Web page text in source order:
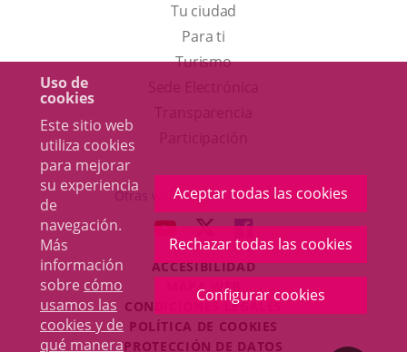
Uso de
cookies
Este sitio web
utiliza cookies
para mejorar
su experiencia
de
navegación.
Más
información
sobre cómo
usamos las
cookies y de
qué manera
Aceptar todas las cookies
Rechazar todas las cookies
Configurar cookies
Tu ciudad
Para ti
TurismoEste
una
ventana
nueva.
externa.
Otras webs del ayuntamiento
ENLACE
A
UNA
APLICACIÓN
EXTERNA.
ENLACE
A
UNA
APLICACIÓN
EXTERNA.
ENLACE
A
UNA
APLICACIÓN
EXTERNA.
ACCESIBILIDAD
MAPA WEB
CONDICIONES LEGALES
POLÍTICA DE COOKIES
PROTECCIÓN DE DATOS